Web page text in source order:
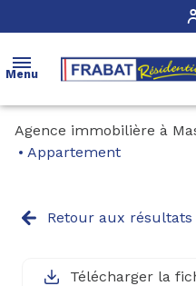
Menu
accueil
locations
Agence immobilière à
Appartement
Retour aux résultats
Télécharger la